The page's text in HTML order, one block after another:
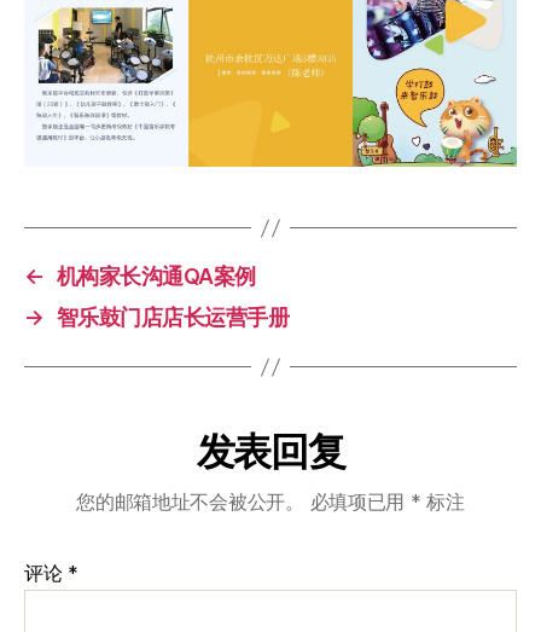
← 机构家长沟通QA案例
→ 智乐鼓门店店长运营手册
发表回复
您的邮箱地址不会被公开。 必填项已用 * 标注
评论 *